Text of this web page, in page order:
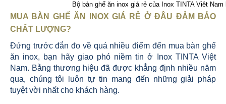
Bộ bàn ghế ăn inox giá rẻ của Inox TINTA Viêt
MUA BÀN GHẾ ĂN INOX GIÁ RẺ Ở ĐÂU ĐẢM BẢO
CHẤT LƯỢNG?
Đứng trước đắn đo về quá nhiều điểm đến mua bàn ghế
ăn inox, bạn hãy giao phó niềm tin ở Inox TINTA Việt
Nam. Bằng thương hiệu đã được khẳng định nhiều năm
qua, chúng tôi luôn tự tin mang đến những giải pháp
tuyệt vời nhất cho khách hàng.